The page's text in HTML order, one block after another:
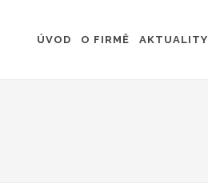
ÚVOD O FIRMĚ AKTUALITY